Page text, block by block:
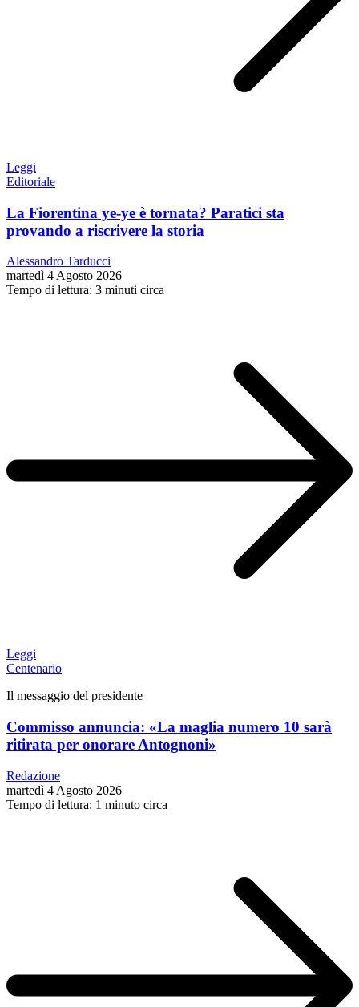
Leggi
Editoriale
La Fiorentina ye-ye è tornata? Paratici sta
provando a riscrivere la storia
Alessandro Tarducci
martedì 4 Agosto 2026
Tempo di lettura: 3 minuti circa
Leggi
Centenario
Il messaggio del presidente
Commisso annuncia: «La maglia numero 10 sarà
ritirata per onorare Antognoni»
Redazione
martedì 4 Agosto 2026
Tempo di lettura: 1 minuto circa